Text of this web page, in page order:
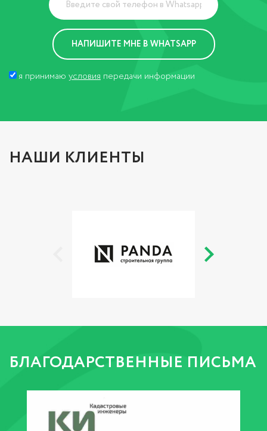
я принимаю условия передачи информации
НАШИ КЛИЕНТЫ
БЛАГОДАРСТВЕННЫЕ ПИСЬМА